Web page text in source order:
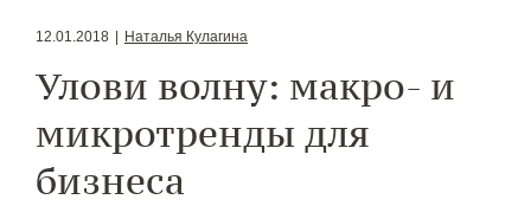
12.01.2018 Наталья Кулагина
Улови волну: макро- и
микротренды для
бизнеса